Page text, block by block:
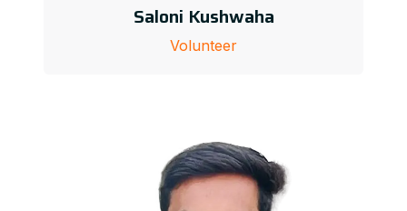
Saloni Kushwaha
Volunteer